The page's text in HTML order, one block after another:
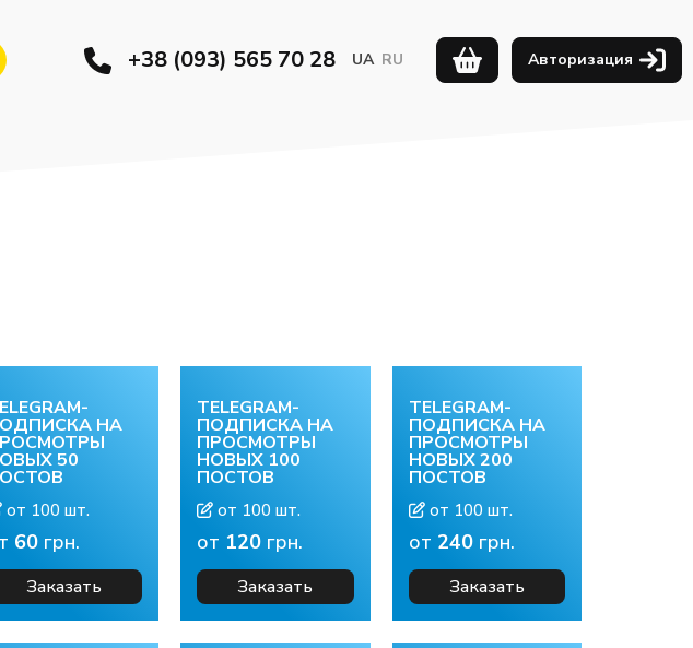
+38 (093) 565 70 28 UA RU Авторизация
НА
50
от 100 шт.
60грн.
Заказать
TELEGRAM-
ПОДПИСКА НА
ПРОСМОТРЫ
НОВЫХ 100
ПОСТОВ
от 100 шт.
от 120 грн.
Заказать
TELEGRAM-
ПОДПИСКА НА
ПРОСМОТРЫ
НОВЫХ 200
ПОСТОВ
от 100 шт.
от 240грн.
Заказать